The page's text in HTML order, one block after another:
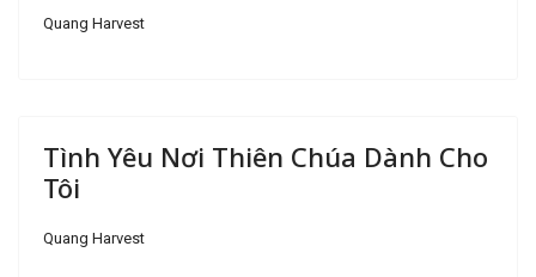
Quang Harvest
Tình Yêu Nơi Thiên Chúa Dành Cho
Tôi
Quang Harvest